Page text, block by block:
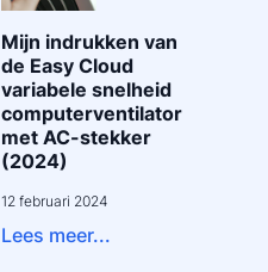
Mijn indrukken van
de Easy Cloud
variabele snelheid
computerventilator
met AC-stekker
(2024)
12 februari 2024
Lees meer...